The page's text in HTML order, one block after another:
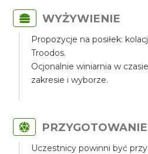
WYŻYWIENIE
Propozycje na posiłek:
Troodos.
Ocjonalnie winiarnia w
zakresie i wyborze.
Uczestnicy powinni być